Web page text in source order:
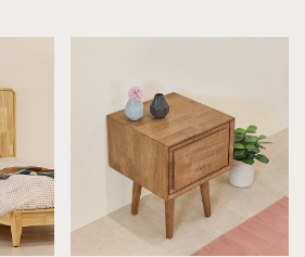
울 서초 김**고객님 설치후기입니다
버] 다크 V2형 책장 다크러버]
울 서초 김**고객님 설치후기입니다
버] 다크 V1형 책장 다크러버]
울 서초 김**고객님 설치후기입니다
월넛] A형 책상/테이블 세트]
김**고객님 주문제작 설치후기입니다